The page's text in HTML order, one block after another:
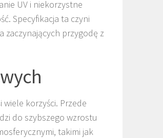
UV i niekorzystne
Specyfikacja ta czyni
zaczynających przygodę z
korzyści. Przede
do szybszego wzrostu
takimi jak